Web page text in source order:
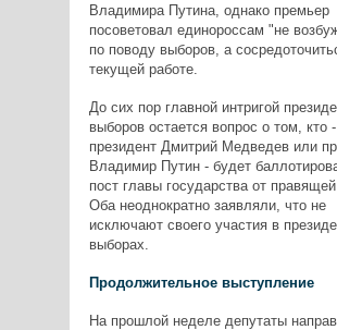
Владимира Путина, однако премьер
посоветовал единороссам "не
по поводу выборов, а
текущей работе.
До сих пор главной интригой
выборов остается вопрос о том, кто -
президент Дмитрий Медведев или
Владимир Путин - будет
пост главы государства от правящей
Оба неоднократно заявляли, что не
исключают своего участия в
выборах.
Продолжительное выступление
На прошлой неделе депутаты